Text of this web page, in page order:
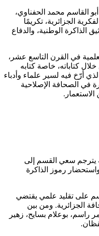
القاسم محمد الحفناوي،
الجزائرية، تكريمًا
الذاكرة الوطنية، والدفاع
في القرن التاسع عشر،
كتاباته، خاصة كتابه
أرّخ فيه لسير علماء وأدباء
في الصحافة الإصلاحية
يترجم سعي القسم إلى
واستحضار رموز الذاكرة
على تقليد علمي يقتضي
الجزائرية. ومن بين
راسم، بوعلام بسايح، زهير